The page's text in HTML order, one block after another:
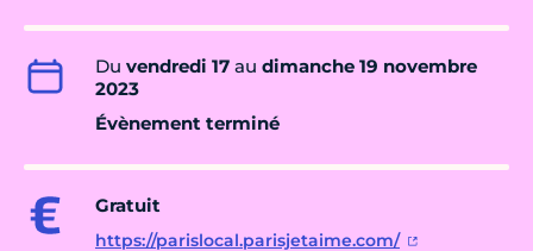
Du vendredi 17 au dimanche 19 novembre
2023
Évènement terminé
Gratuit
https://parislocal.parisjetaime.com/